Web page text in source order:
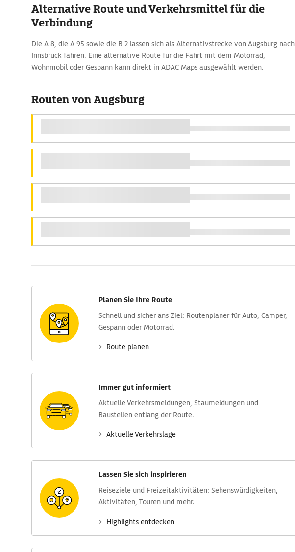
Alternative Route und Verkehrsmittel für die
Verbindung
Die A 8, die A 95 sowie die B 2 lassen sich als Alternativstrecke von Augsburg nach
Innsbruck fahren. Eine alternative Route für die Fahrt mit dem Motorrad,
Wohnmobil oder Gespann kann direkt in ADAC Maps ausgewählt werden.
Routen von Augsburg
Planen Sie Ihre Route
Schnell und sicher ans Ziel: Routen­planer für Auto, Camper,
Gespann oder Motorrad.
Route planen
Immer gut informiert
Aktuelle Verkehrs­meldungen, Stau­meldungen und
Baustellen entlang der Route.
Aktuelle Verkehrs­lage
Lassen Sie sich inspirieren
Reise­ziele und Freizeit­aktivitäten: Sehens­würdig­keiten,
Aktivitäten, Touren und mehr.
Highlights entdecken